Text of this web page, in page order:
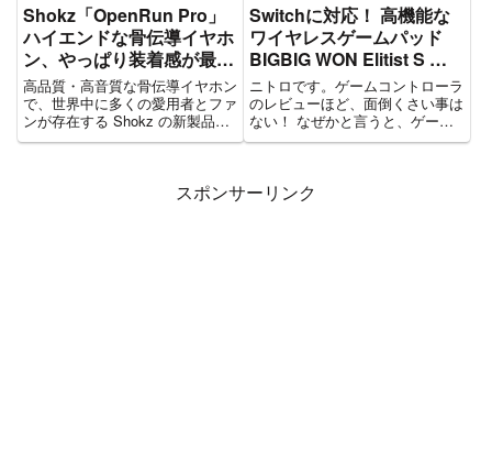
Shokz「OpenRun Pro」
ハイエンドな骨伝導イヤホ
ン、やっぱり装着感が最高
だと思う。
高品質・高音質な骨伝導イヤホン
で、世界中に多くの愛用者とファ
ンが存在する Shokz の新製品イ
ヤホン OpenRun Pro をレビュー
ンナップや急速充電対応などをチ
Switchに対応！ 高機能な
ワイヤレスゲームパッド
BIGBIG WON Elitist S が
優秀な件
ニトロです。ゲームコントローラ
のレビューほど、面倒くさい事は
ない！ なぜかと言うと、ゲーム
をしっかりやらないとレビュー記
迷いでレビュー依頼を受けてしま
スポンサーリンク